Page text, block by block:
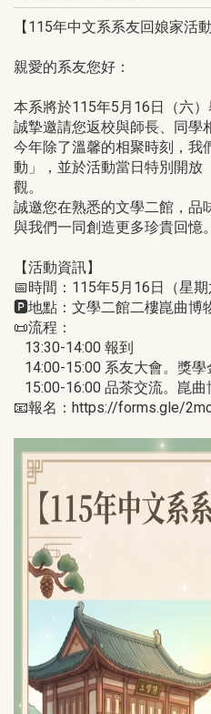
【115年中文系系友回娘家活動
親愛的系友您好：
本系將於115年5月16日（六
誠摯邀請您返校與師長、同學
今年除了溫馨的相聚時刻，我
動」，並於活動當日特別開放
觀。
誠邀您在熟悉的文學二館，品
與我們一同創造更多珍貴回憶。
【活動資訊】
📅時間：115年5月16日（星期
🅿️地點：文學二館二樓崑曲博
📜流程：
13:30-14:00 報到
14:00-15:00 系友大會。獎學
15:00-16:00 品茶交流。崑曲
📧報名：https://forms.gle/